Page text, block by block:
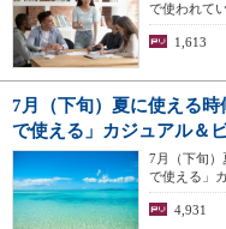
で使われて
1,613
7月（下旬）夏に使える
で使える」カジュアル＆
7月（下旬）
で使える」
4,931